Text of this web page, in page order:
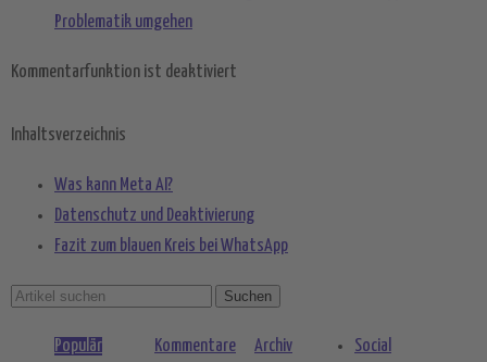
Problematik umgehen
Kommentarfunktion ist deaktiviert
Inhaltsverzeichnis
Was kann Meta AI?
Datenschutz und Deaktivierung
Fazit zum blauen Kreis bei WhatsApp
Populär Kommentare Archiv
Social